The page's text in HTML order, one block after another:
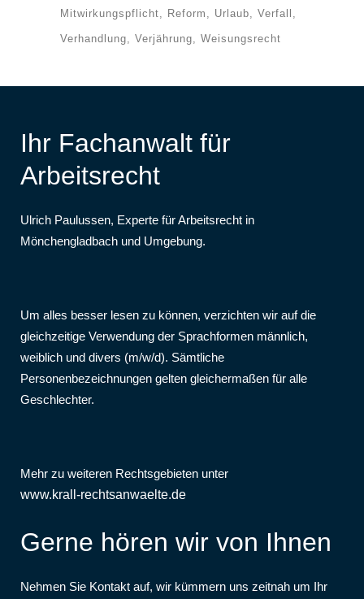
Mitwirkungspflicht Reform Urlaub Verfall
Verhandlung Verjährung Weisungsrecht
Ihr Fachanwalt für
Arbeitsrecht
Ulrich Paulussen, Experte für Arbeitsrecht in
Mönchengladbach und Umgebung.
Um alles besser lesen zu können, verzichten wir auf die
gleichzeitige Verwendung der Sprachformen männlich,
weiblich und divers (m/w/d). Sämtliche
Personenbezeichnungen gelten gleichermaßen für alle
Geschlechter.
Mehr zu weiteren Rechtsgebieten unter
www.krall-rechtsanwaelte.de
Gerne hören wir von Ihnen
Nehmen Sie Kontakt auf, wir kümmern uns zeitnah um Ihr